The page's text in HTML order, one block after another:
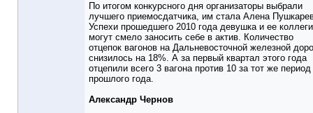
По итогом конкурсного дня организаторы выбрали
лучшего приемосдатчика, им стала Алена
Успехи прошедшего 2010 года девушка и ее коллеги
могут смело заносить себе в актив. Количество
отцепок вагонов на Дальневосточной железной
снизилось на 18%. А за первый квартал этого года
отцепили всего 3 вагона против 10 за тот же период
прошлого года.
Александр Чернов